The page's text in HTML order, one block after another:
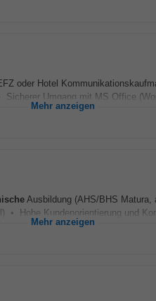
oder Hotel
Umgang mit MS Office
Mehr anzeigen
Ausbildung (AHS/BHS Matura,
Hohe Kundenorientierung und
Mehr anzeigen